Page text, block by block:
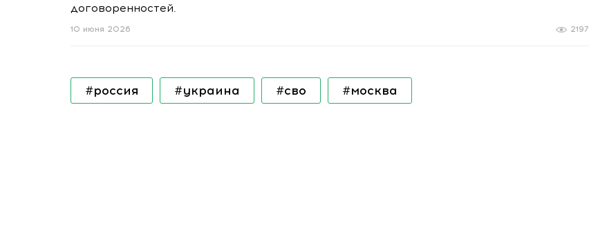
договоренностей.
2197
10 июня 2026
#россия #украина #сво #москва